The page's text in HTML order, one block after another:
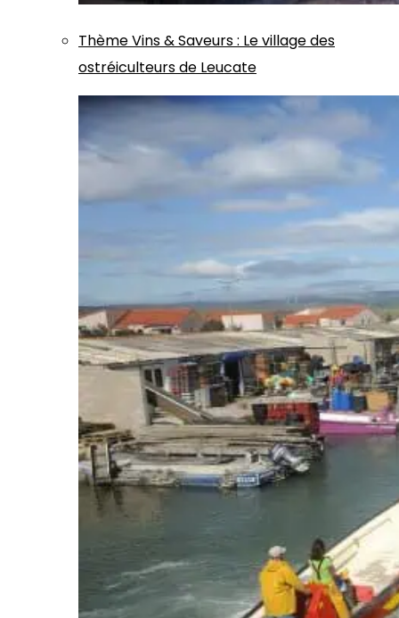
ThèmeVins & Saveurs: Le village des
ostréiculteurs de Leucate